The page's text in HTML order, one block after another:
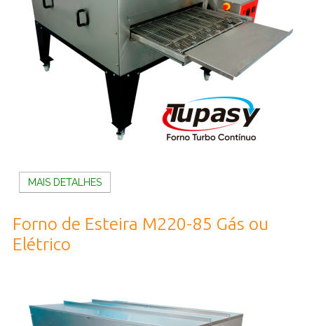
MAIS DETALHES
Forno de Esteira M220-85 Gás ou
Elétrico